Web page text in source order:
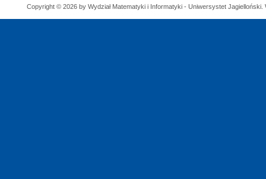
Copyright © 2026 by Wydział Matematyki i Informatyki - Uniwersystet